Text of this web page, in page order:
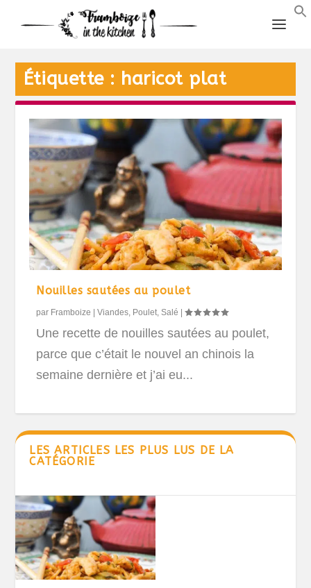
Étiquette : haricot plat
Nouilles sautées au poulet
par Framboize |Viandes Poulet ,Salé |
Une recette de nouilles sautées au poulet,
parce que c’était le nouvel an chinois la
semaine dernière et j’ai eu...
LES ARTICLES LES PLUS LUS DE LA
CATÉGORIE